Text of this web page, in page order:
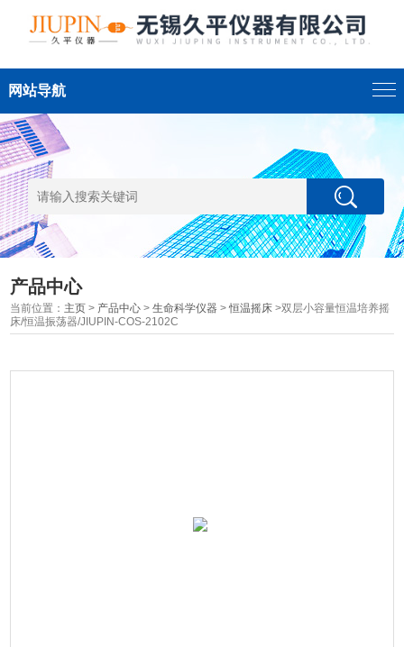
网站导航
产品中心
当前位置： 主页 > 产品中心 >生命科学仪器 >恒温摇床 >双层小容量恒温培养摇
床/恒温振荡器/JIUPIN-COS-2102C